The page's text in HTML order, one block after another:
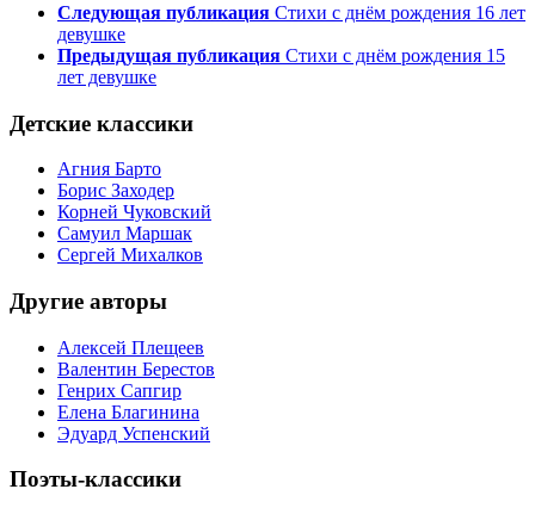
Следующая публикация Стихи с днём рождения 16 лет
девушке
Предыдущая публикация Стихи с днём рождения 15
лет девушке
Детские классики
Агния Барто
Борис Заходер
Корней Чуковский
Самуил Маршак
Сергей Михалков
Другие авторы
Алексей Плещеев
Валентин Берестов
Генрих Сапгир
Елена Благинина
Эдуард Успенский
Поэты-классики